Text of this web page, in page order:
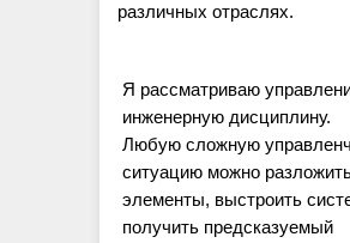
Я рассматриваю
инженерную дисциплину.
Любую сложную
ситуацию можно
элементы, выстроить
получить предсказуемый
различных отраслях.